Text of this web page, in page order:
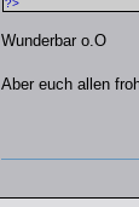
?>
Wunderbar o.O
Aber euch allen